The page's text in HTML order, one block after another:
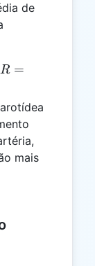
de
R =
{8} =
0.15
R =
mais